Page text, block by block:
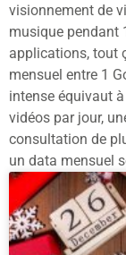
visionnement de
musique pendant
applications, tout
mensuel entre 1
intense équivaut
vidéos par jour,
consultation de
un data mensuel